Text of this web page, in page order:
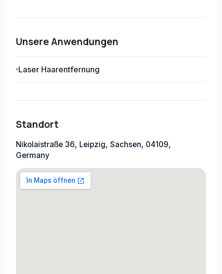
Unsere Anwendungen
Laser Haarentfernung
Standort
Nikolaistraße 36, Leipzig, Sachsen, 04109,
Germany